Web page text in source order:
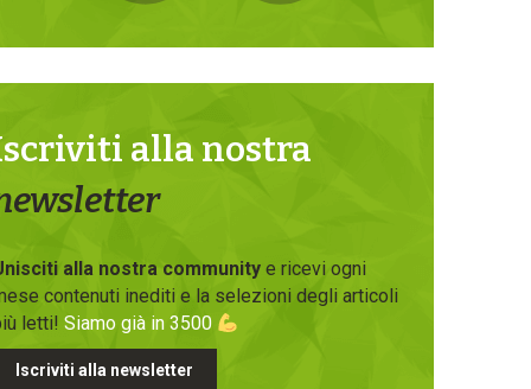
alla nostra
alla nostra communitye ricevi ogni
contenuti inediti e la selezioni degli articoli
letti! Siamo già in 3500
Iscriviti alla newsletter